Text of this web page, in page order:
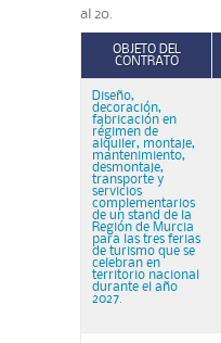
al 20.
OBJETO DEL
CONTRATO
Diseño,
decoración,
fabricación en
régimen de
alquiler, montaje,
mantenimiento,
desmontaje,
transporte y
servicios
complementarios
de un stand de la
Región de Murcia
para las tres ferias
de turismo que se
celebran en
territorio nacional
durante el año
2027.